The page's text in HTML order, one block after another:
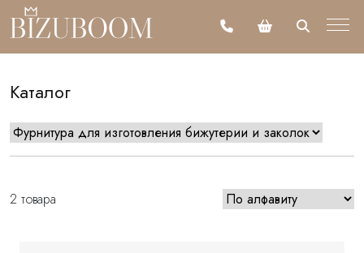
Каталог
2 товара